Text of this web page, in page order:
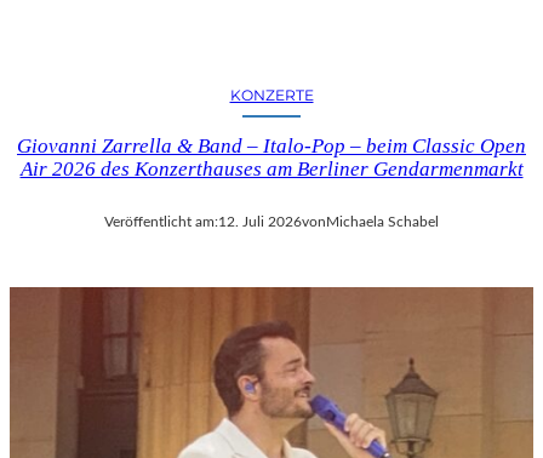
KONZERTE
Giovanni Zarrella & Band – Italo-Pop – beim Classic Open
Air 2026 des Konzerthauses am Berliner Gendarmenmarkt
Veröffentlicht am:12. Juli 2026von Michaela Schabel